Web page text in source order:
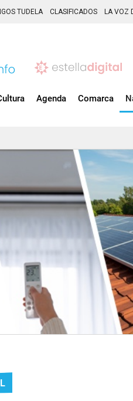
TUDELA CLASIFICADOS LA VOZ
Agenda Comarca